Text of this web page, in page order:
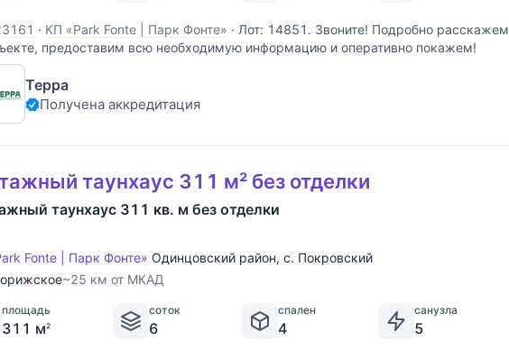
· КП «Park Fonte | Парк Фонте» · Лот: 14851. Звоните! Подробно расскажем
предоставим всю необходимую информацию и оперативно покажем!
Терра
Получена аккредитация
таунхаус 311 м² без отделки
таунхаус 311 кв. м без отделки
Fonte | Парк Фонте» Одинцовский район, с. Покровский
~25 км от МКАД
площадь
311 м2
соток
6
спален
4
санузла
5